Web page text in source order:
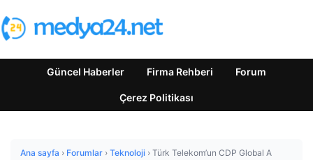
Güncel Haberler Firma Rehberi Forum
Çerez Politikası
Ana sayfa › Forumlar › Teknoloji › Türk Telekom’un CDP Global A